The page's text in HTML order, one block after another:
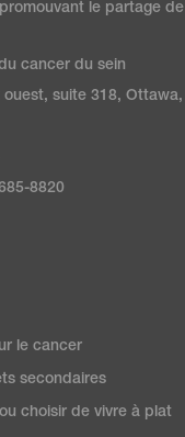
le partage de
cancer du sein
ouest, suite 318,
8820
le cancer
secondaires
choisir de vivre à plat